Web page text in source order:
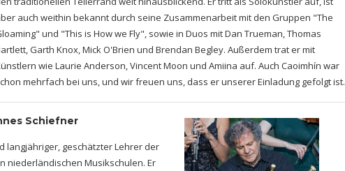
auch weithin bekannt durch seine Zusammenarbeit mit den Gruppen "The
und "This is How we Fly", sowie in Duos mit Dan Trueman, Thomas
Garth Knox, Mick O'Brien und Brendan Begley. Außerdem trat er mit
wie Laurie Anderson, Vincent Moon und Amiina auf. Auch Caoimhín war
mehrfach bei uns, und wir freuen uns, dass er unserer Einladung gefolgt ist.
Schiefner
langjähriger, geschätzter Lehrer der
niederländischen Musikschulen. Er